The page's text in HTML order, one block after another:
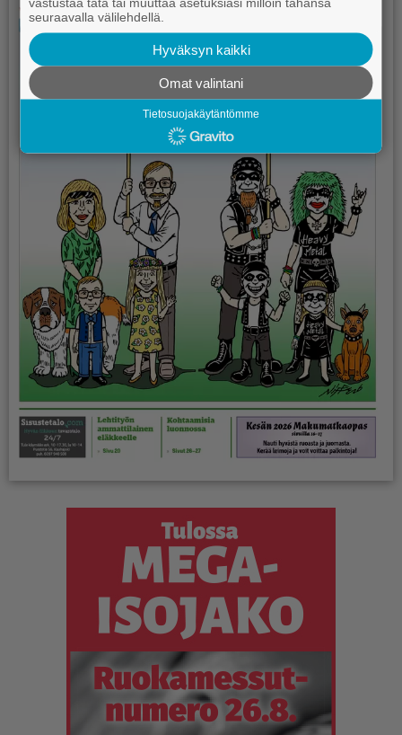
seuraavalla välilehdellä.
Hyväksyn kaikki
Omat valintani
Tietosuojakäytäntömme